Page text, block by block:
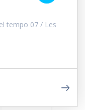
tempo 07 / Les